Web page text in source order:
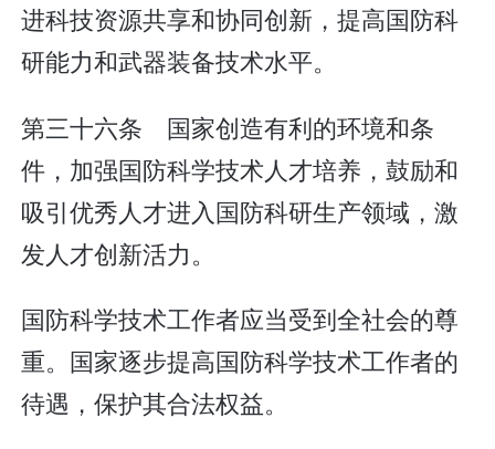
进科技资源共享和协同创新，提高国防科
研能力和武器装备技术水平。
第三十六条 国家创造有利的环境和条
件，加强国防科学技术人才培养，鼓励和
吸引优秀人才进入国防科研生产领域，激
发人才创新活力。
国防科学技术工作者应当受到全社会的尊
重。国家逐步提高国防科学技术工作者的
待遇，保护其合法权益。